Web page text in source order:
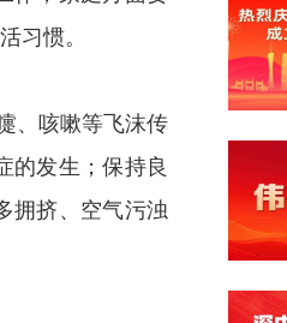
习惯。
、咳嗽等飞沫传
的发生；保持良
拥挤、空气污浊